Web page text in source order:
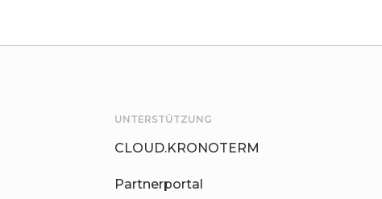
UNTERSTÜTZUNG
CLOUD.KRONOTERM
Partnerportal